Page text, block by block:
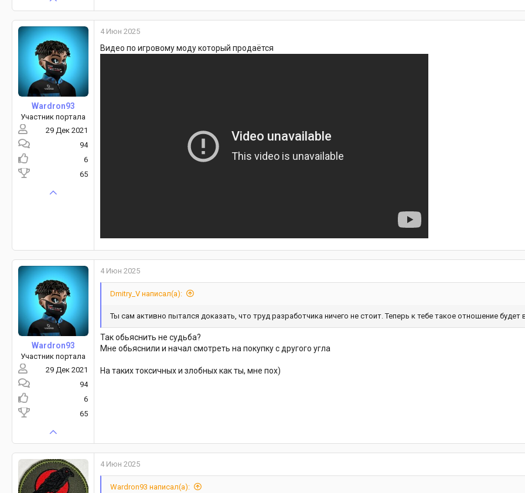
Wardron93
Участник портала
29 Дек 2021
94
6
65
4 Июн 2025
Видео по игровому моду который продаётся
Wardron93
Участник портала
29 Дек 2021
94
6
65
4 Июн 2025
Dmitry_V написал(а):
Ты сам активно пытался доказать, что труд разработчика ничего не стоит. Теперь к тебе такое отношение будет
Так обьяснить не судьба?
Мне обьяснили и начал смотреть на покупку с другого угла
На таких токсичных и злобных как ты, мне пох)
4 Июн 2025
Wardron93 написал(а):